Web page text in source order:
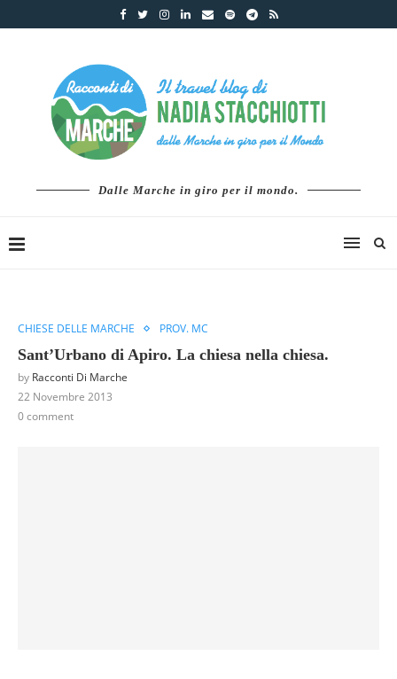
Dalle Marche in giro per il mondo.
CHIESE DELLE MARCHE PROV. MC
Sant’Urbano di Apiro. La chiesa nella chiesa.
by Racconti Di Marche
22 Novembre 2013
0 comment